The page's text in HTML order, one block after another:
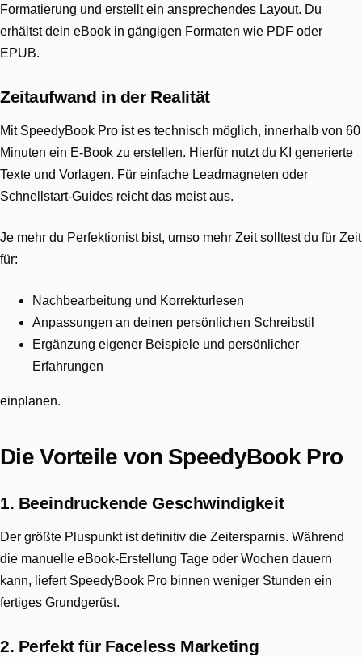
Formatierung und erstellt ein ansprechendes Layout. Du
erhältst dein eBook in gängigen Formaten wie PDF oder
EPUB.
Zeitaufwand in der Realität
Mit SpeedyBook Pro ist es technisch möglich, innerhalb von 60
Minuten ein E-Book zu erstellen. Hierfür nutzt du KI generierte
Texte und Vorlagen. Für einfache Leadmagneten oder
Schnellstart-Guides reicht das meist aus.
Je mehr du Perfektionist bist, umso mehr Zeit solltest du für Zeit
für:
Nachbearbeitung und Korrekturlesen
Anpassungen an deinen persönlichen Schreibstil
Ergänzung eigener Beispiele und persönlicher
Erfahrungen
einplanen.
Die Vorteile von SpeedyBook Pro
1. Beeindruckende Geschwindigkeit
Der größte Pluspunkt ist definitiv die Zeitersparnis. Während
die manuelle eBook-Erstellung Tage oder Wochen dauern
kann, liefert SpeedyBook Pro binnen weniger Stunden ein
fertiges Grundgerüst.
2. Perfekt für Faceless Marketing